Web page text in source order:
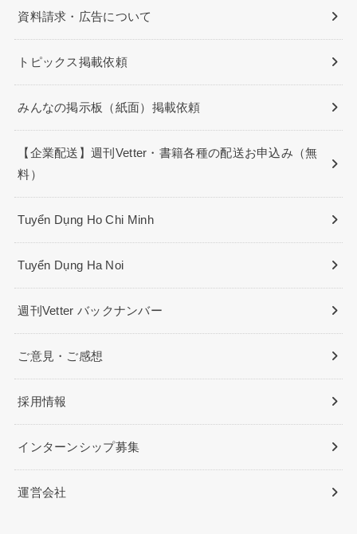
資料請求・広告について
トピックス掲載依頼
みんなの掲示板（紙面）掲載依頼
【企業配送】週刊Vetter・書籍各種の配送お申込み（無
料）
Tuyển Dụng Ho Chi Minh
Tuyển Dụng Ha Noi
週刊Vetter バックナンバー
ご意見・ご感想
採用情報
インターンシップ募集
運営会社